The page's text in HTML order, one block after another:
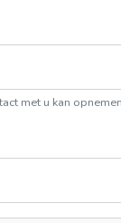
met u kan opnemen